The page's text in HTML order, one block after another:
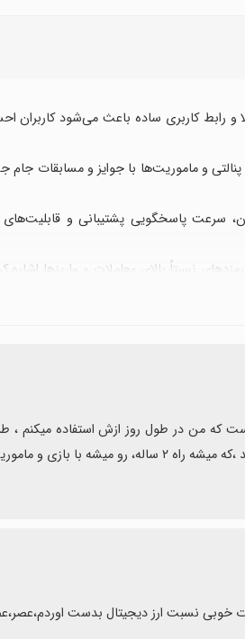
و رابط کاربری ساده باعث می‌شود کاربران
روان، سرعت پاسخگویی پشتیبانی و
نسبتاً بالای معاملات و واریزها
امن، با پشتیبانی فعال و جوایز جذاب
توجه کنید.
جدید،۲ ماهه جلو رفت....موفق باشین
خوبی نسبت ارز دیجیتال بدست